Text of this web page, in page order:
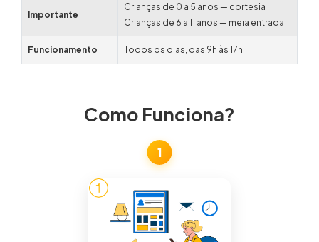
Importante
Crianças de 0 a 5 anos — cortesia
Crianças de 6 a 11 anos — meia entrada
Funcionamento Todos os dias, das 9h às 17h
Como Funciona?
1